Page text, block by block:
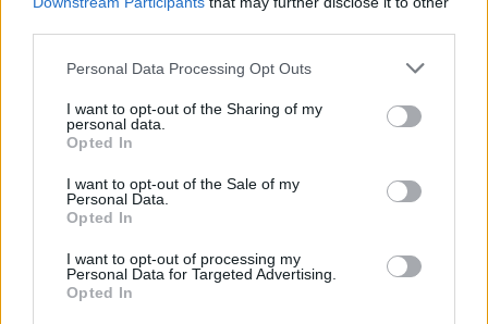
Personal Data Processing Opt Outs
I want to opt-out of the Sharing of my
personal data.
Opted In
I want to opt-out of the Sale of my
Personal Data.
Opted In
I want to opt-out of processing my
Personal Data for Targeted Advertising.
Opted In